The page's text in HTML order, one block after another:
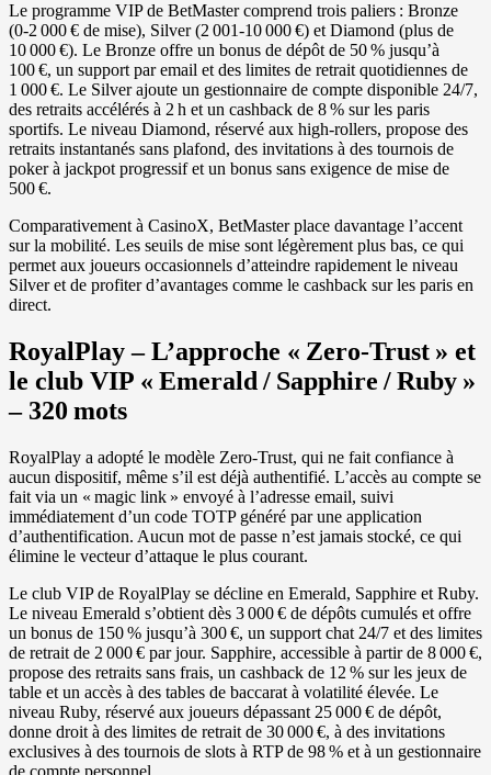
Le programme VIP de BetMaster comprend trois paliers : Bronze
(0‑2 000 € de mise), Silver (2 001‑10 000 €) et Diamond (plus de
10 000 €). Le Bronze offre un bonus de dépôt de 50 % jusqu’à
100 €, un support par email et des limites de retrait quotidiennes de
1 000 €. Le Silver ajoute un gestionnaire de compte disponible 24/7,
des retraits accélérés à 2 h et un cashback de 8 % sur les paris
sportifs. Le niveau Diamond, réservé aux high‑rollers, propose des
retraits instantanés sans plafond, des invitations à des tournois de
poker à jackpot progressif et un bonus sans exigence de mise de
500 €.
Comparativement à CasinoX, BetMaster place davantage l’accent
sur la mobilité. Les seuils de mise sont légèrement plus bas, ce qui
permet aux joueurs occasionnels d’atteindre rapidement le niveau
Silver et de profiter d’avantages comme le cashback sur les paris en
direct.
RoyalPlay – L’approche « Zero‑Trust » et
le club VIP « Emerald / Sapphire / Ruby »
– 320 mots
RoyalPlay a adopté le modèle Zero‑Trust, qui ne fait confiance à
aucun dispositif, même s’il est déjà authentifié. L’accès au compte se
fait via un « magic link » envoyé à l’adresse email, suivi
immédiatement d’un code TOTP généré par une application
d’authentification. Aucun mot de passe n’est jamais stocké, ce qui
élimine le vecteur d’attaque le plus courant.
Le club VIP de RoyalPlay se décline en Emerald, Sapphire et Ruby.
Le niveau Emerald s’obtient dès 3 000 € de dépôts cumulés et offre
un bonus de 150 % jusqu’à 300 €, un support chat 24/7 et des limites
de retrait de 2 000 € par jour. Sapphire, accessible à partir de 8 000 €,
propose des retraits sans frais, un cashback de 12 % sur les jeux de
table et un accès à des tables de baccarat à volatilité élevée. Le
niveau Ruby, réservé aux joueurs dépassant 25 000 € de dépôt,
donne droit à des limites de retrait de 30 000 €, à des invitations
exclusives à des tournois de slots à RTP de 98 % et à un gestionnaire
de compte personnel.